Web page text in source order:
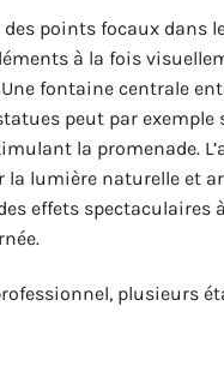
des points focaux dans
à la fois
fontaine centrale
peut par exemple
la promenade.
la lumière naturelle et
effets spectaculaires
plusieurs